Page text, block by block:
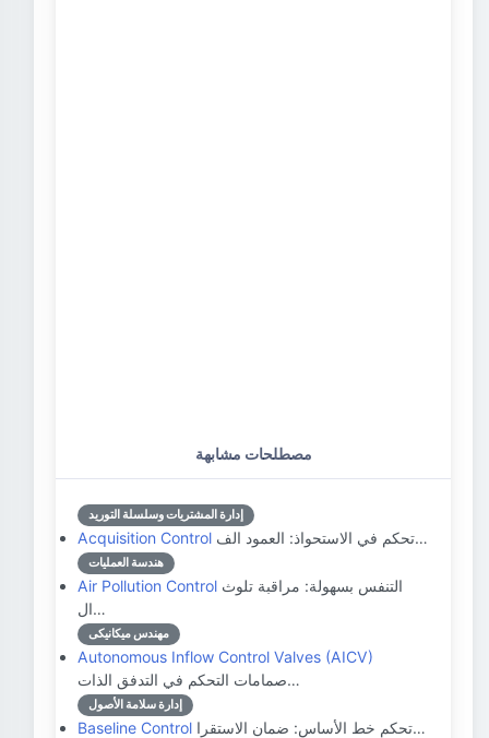
مصطلحات مشابهة
إدارة المشتريات وسلسلة التوريد
Acquisition Control تحكم في الاستحواذ: العمود الف…
هندسة العمليات
Air Pollution Control
ال…
مهندس ميكانيكى
Autonomous Inflow Control Valves (AICV)
صمامات التحكم في التدفق الذات…
إدارة سلامة الأصول
Baseline Control تحكم خط الأساس: ضمان الاستقرا…